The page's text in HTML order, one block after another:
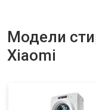
Модели
Xiaomi